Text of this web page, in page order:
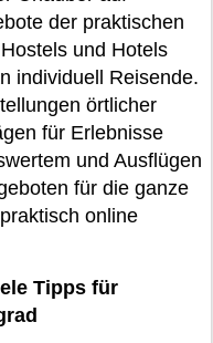
der praktischen
und Hotels
individuell Reisende.
örtlicher
für Erlebnisse
und Ausflügen
für die ganze
online
Tipps für